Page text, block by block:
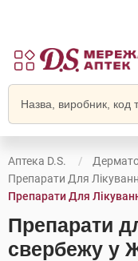
Аптека D.S.
Препарати Для
Препарати Для
Препарати
свербежу у